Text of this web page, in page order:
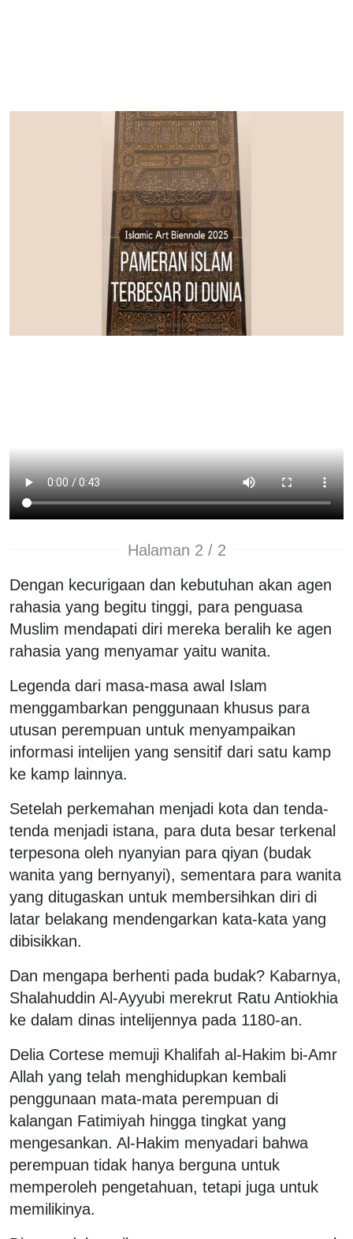
Halaman 2 / 2
Dengan kecurigaan dan kebutuhan akan agen
rahasia yang begitu tinggi, para penguasa
Muslim mendapati diri mereka beralih ke agen
rahasia yang menyamar yaitu wanita.
Legenda dari masa-masa awal Islam
menggambarkan penggunaan khusus para
utusan perempuan untuk menyampaikan
informasi intelijen yang sensitif dari satu kamp
ke kamp lainnya.
Setelah perkemahan menjadi kota dan tenda-
tenda menjadi istana, para duta besar terkenal
terpesona oleh nyanyian para qiyan (budak
wanita yang bernyanyi), sementara para wanita
yang ditugaskan untuk membersihkan diri di
latar belakang mendengarkan kata-kata yang
dibisikkan.
Dan mengapa berhenti pada budak? Kabarnya,
Shalahuddin Al-Ayyubi merekrut Ratu Antiokhia
ke dalam dinas intelijennya pada 1180-an.
Delia Cortese memuji Khalifah al-Hakim bi-Amr
Allah yang telah menghidupkan kembali
penggunaan mata-mata perempuan di
kalangan Fatimiyah hingga tingkat yang
mengesankan. Al-Hakim menyadari bahwa
perempuan tidak hanya berguna untuk
memperoleh pengetahuan, tetapi juga untuk
memilikinya.